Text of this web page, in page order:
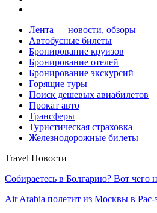
Лента — новости, обзоры
Автобусные билеты
Бронирование круизов
Бронирование отелей
Бронирование экскурсий
Горящие туры
Поиск дешевых авиабилетов
Прокат авто
Трансферы
Туристическая страховка
Железнодорожные билеты
Travel Новости
Собираетесь в Болгарию? Вот чего
Air Arabia полетит из Москвы в